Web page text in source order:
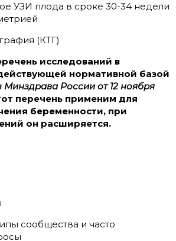
УЗИ плода в сроке 30-34 недели
(КТГ)
исследований в
нормативной базой
Минздрава России от 12 ноября
перечень применим для
беременности, при
он расширяется.
сообщества и часто